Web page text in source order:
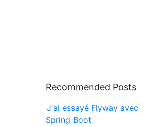
Recommended Posts
J'ai essayé Flyway avec
Spring Boot